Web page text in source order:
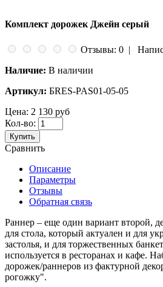
Комплект дорожек Джейн серый
Отзывы: 0 |
Наличие: В наличии
Артикул: БRES-PAS01-05-05
Цена: 2 130 руб
Кол-во:
Купить
Сравнить
Описание
Параметры
Отзывы
Обратная связь
Раннер – еще один вариант второй,
для стола, который актуален и для
застолья, и для торжественных
используется в ресторанах и кафе.
дорожек/раннеров из фактурной
рогожку".